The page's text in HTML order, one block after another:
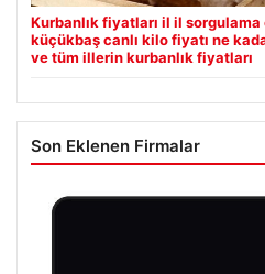
Kurbanlık fiyatları il il
küçükbaş canlı kilo fiyatı ne
ve tüm illerin kurbanlık fiyatları
Son Eklenen Firmalar